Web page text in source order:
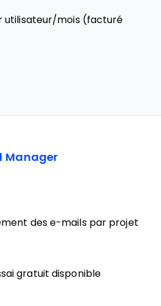
utilisateur/mois (facturé
Manager
des e-mails par projet
gratuit disponible